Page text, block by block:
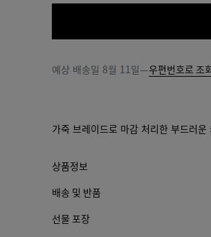
설명,
지 및
지의
경 될
습니
다.)
예상 배송일 8월 11일—우편번호로 조
가죽 브레이드로 마감 처리한 부드러
상품정보
배송 및 반품
선물 포장